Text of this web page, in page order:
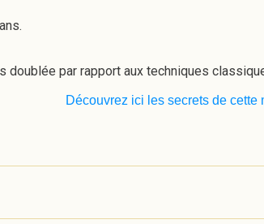
doublée par rapport aux techniques
Découvrez ici les secrets de